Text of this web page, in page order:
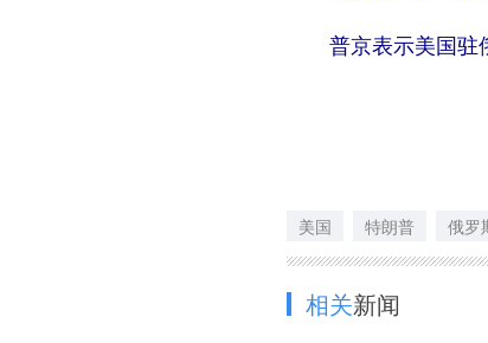
普京表示美国驻
美国 特朗普 俄罗
相关新闻